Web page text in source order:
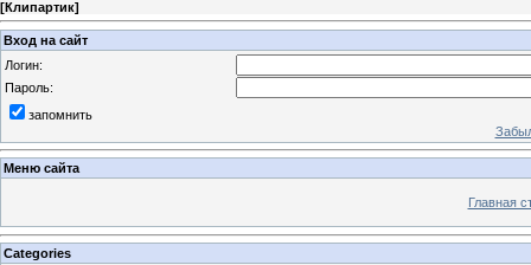
[Клипартик]
Вход на сайт
Логин:
Пароль:
запомнить
Меню сайта
Главная
Categories